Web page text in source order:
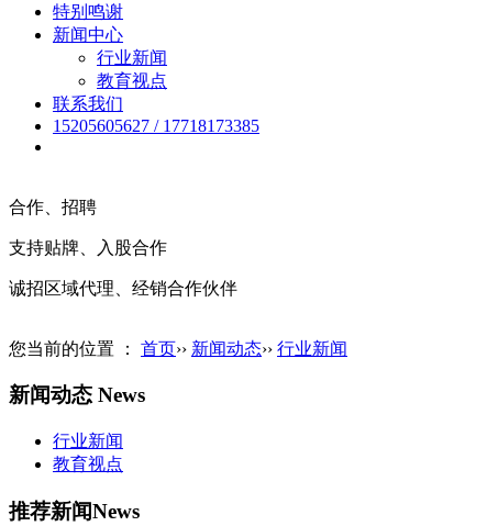
特别鸣谢
新闻中心
行业新闻
教育视点
联系我们
15205605627 / 17718173385
合作、招聘
支持贴牌、入股合作
诚招区域代理、经销合作伙伴
您当前的位置 ： 首页›› 新闻动态›› 行业新闻
新闻动态 News
行业新闻
教育视点
推荐新闻News